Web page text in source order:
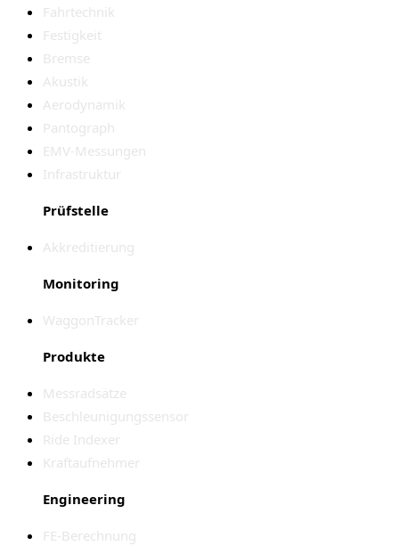
Fahrtechnik
Festigkeit
Bremse
Akustik
Aerodynamik
Pantograph
EMV-Messungen
Infrastruktur
Prüfstelle
Akkreditierung
Monitoring
WaggonTracker
Produkte
Messradsätze
Beschleunigungssensor
Ride Indexer
Kraftaufnehmer
Engineering
FE-Berechnung